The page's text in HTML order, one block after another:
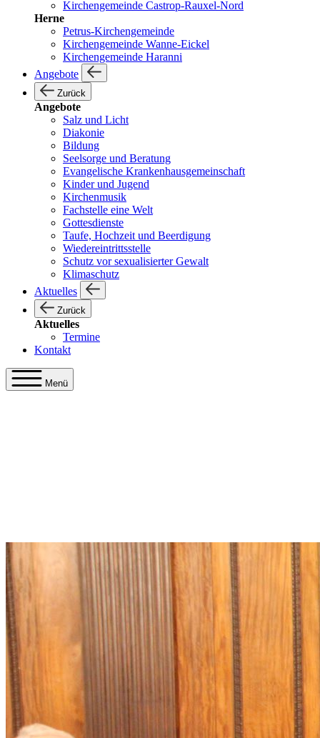
Kirchengemeinde Castrop-Rauxel-Nord
Herne
Petrus-Kirchengemeinde
Kirchengemeinde Wanne-Eickel
Kirchengemeinde Haranni
Angebote
Zurück
Angebote
Salz und Licht
Diakonie
Bildung
Seelsorge und Beratung
Evangelische Krankenhausgemeinschaft
Kinder und Jugend
Kirchenmusik
Fachstelle eine Welt
Gottesdienste
Taufe, Hochzeit und Beerdigung
Wiedereintrittsstelle
Schutz vor sexualisierter Gewalt
Klimaschutz
Aktuelles
Zurück
Aktuelles
Termine
Kontakt
Menü